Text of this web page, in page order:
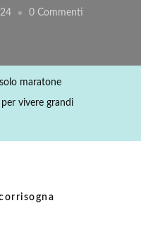
0 Commenti
maratone
vivere grandi